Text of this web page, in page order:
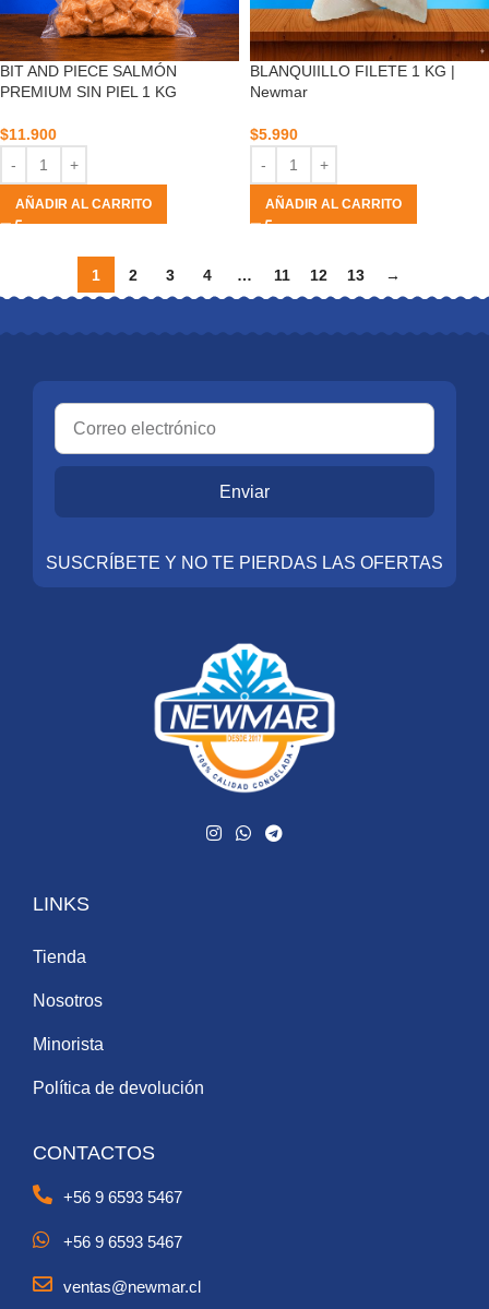
BIT AND PIECE SALMÓN
PREMIUM SIN PIEL 1 KG
$11.900
AÑADIR AL CARRITO
BLANQUIILLO FILETE 1 KG |
Newmar
$5.990
AÑADIR AL CARRITO
1 2 3 4 … 11 12 13 →
Enviar
SUSCRÍBETE Y NO TE PIERDAS LAS OFERTAS
LINKS
Tienda
Nosotros
Minorista
Política de devolución
CONTACTOS
+56 9 6593 5467
+56 9 6593 5467
ventas@newmar.cl